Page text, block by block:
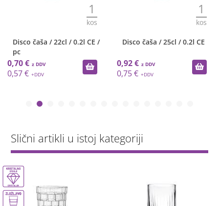
1
kos
Disco čaša / 22cl / 0.2l CE /
pc
0,70 €
0,57 €
1
kos
Disco čaša / 25cl / 0.2l CE
0,92 €
0,75 €
Slični artikli u istoj kategoriji